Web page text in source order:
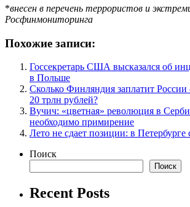
*внесен в перечень террористов и
Росфинмониторинга
Похожие записи:
Госсекретарь США высказался об
в Польше
Сколько Финляндия заплатит
20 трлн рублей?
Вучич: «цветная» революция в
необходимо примирение
Лето не сдает позиции: в Петербурге
Поиск
Поиск
Recent Posts